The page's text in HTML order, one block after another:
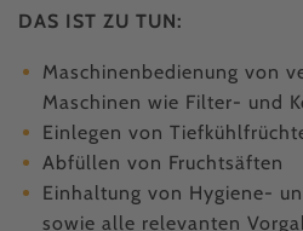
DAS IST ZU TUN:
Maschinenbedienung von
Maschinen wie Filter- und
Einlegen von
Abfüllen von Fruchtsäften
Einhaltung von Hygiene-
sowie alle relevanten